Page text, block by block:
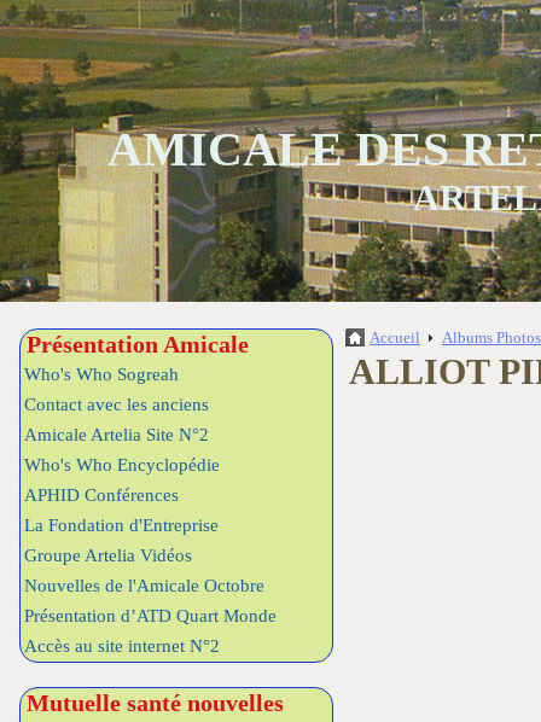
AMICALE DES
Présentation Amicale
Who's Who Sogreah
Contact avec les anciens
Amicale Artelia Site N°2
Who's Who Encyclopédie
APHID Conférences
La Fondation d'Entreprise
Groupe Artelia Vidéos
Nouvelles de l'Amicale Octobre
Présentation d’ATD Quart Monde
Accès au site internet N°2
Mutuelle santé nouvelles
Accueil Albums
ALLIOT